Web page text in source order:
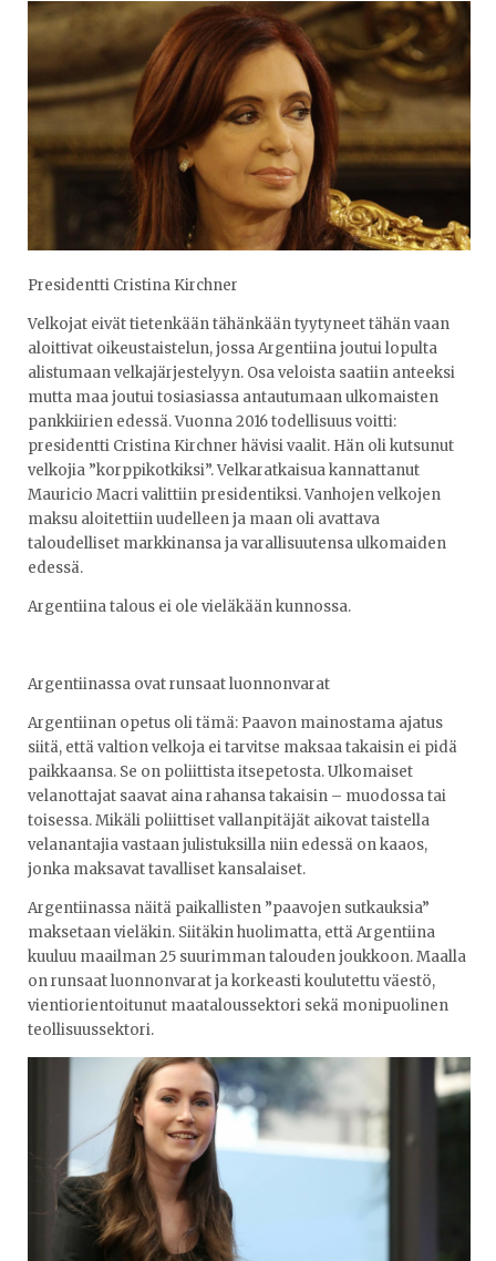
Presidentti Cristina Kirchner
Velkojat eivät tietenkään tähänkään tyytyneet tähän vaan
aloittivat oikeustaistelun, jossa Argentiina joutui lopulta
alistumaan velkajärjestelyyn. Osa veloista saatiin anteeksi
mutta maa joutui tosiasiassa antautumaan ulkomaisten
pankkiirien edessä. Vuonna 2016 todellisuus voitti:
presidentti Cristina Kirchner hävisi vaalit. Hän oli kutsunut
velkojia ”korppikotkiksi”. Velkaratkaisua kannattanut
Mauricio Macri valittiin presidentiksi. Vanhojen velkojen
maksu aloitettiin uudelleen ja maan oli avattava
taloudelliset markkinansa ja varallisuutensa ulkomaiden
edessä.
Argentiina talous ei ole vieläkään kunnossa.
Argentiinassa ovat runsaat luonnonvarat
Argentiinan opetus oli tämä: Paavon mainostama ajatus
siitä, että valtion velkoja ei tarvitse maksaa takaisin ei pidä
paikkaansa. Se on poliittista itsepetosta. Ulkomaiset
velanottajat saavat aina rahansa takaisin – muodossa tai
toisessa. Mikäli poliittiset vallanpitäjät aikovat taistella
velanantajia vastaan julistuksilla niin edessä on kaaos,
jonka maksavat tavalliset kansalaiset.
Argentiinassa näitä paikallisten ”paavojen sutkauksia”
maksetaan vieläkin. Siitäkin huolimatta, että Argentiina
kuuluu maailman 25 suurimman talouden joukkoon. Maalla
on runsaat luonnonvarat ja korkeasti koulutettu väestö,
vientiorientoitunut maataloussektori sekä monipuolinen
teollisuussektori.